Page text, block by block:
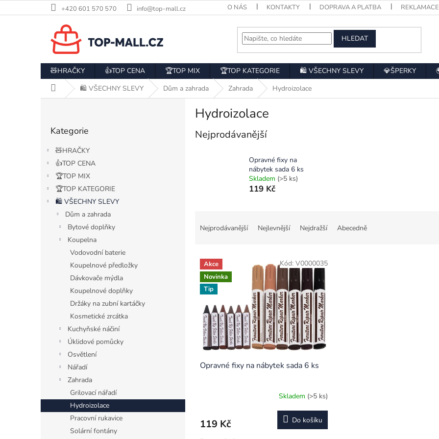
na
+420 601 570 570 info@top-mall.cz O NÁS KONTAKTY DOPRAVA A PLATBA REKLAMACE
HLEDAT
🧸HRAČKY 👍TOP CENA 🏆TOP MIX 🏆TOP KATEGORIE 🛍️ VŠECHNY SLEVY 💎ŠPERKY
Domů 🛍️ VŠECHNY SLEVY Dům a zahrada Zahrada Hydroizolace
kategorie
Kategorie
🧸HRAČKY
👍TOP CENA
🏆TOP MIX
🏆TOP KATEGORIE
🛍️ VŠECHNY SLEVY
Dům a zahrada
Bytové doplňky
Koupelna
Vodovodní baterie
Koupelnové předložky
Dávkovače mýdla
Koupelnové doplňky
Držáky na zubní kartáčky
Kosmetické zrcátka
Kuchyňské náčiní
Úklidové pomůcky
Osvětlení
Nářadí
Zahrada
Grilovací nářadí
Hydroizolace
Pracovní rukavice
Solární fontány
Hydroizolace
Nejprodávanější
Opravné fixy na
nábytek sada 6 ks
Skladem (>5 ks)
119 Kč
p
Nejprodávanější Nejlevnější Nejdražší Abecedně
V
p
Akce
Novinka
Tip
Opravné fixy na nábytek sada 6 ks
Skladem (>5 ks)
119 Kč Do košíku
Kód: V0000035